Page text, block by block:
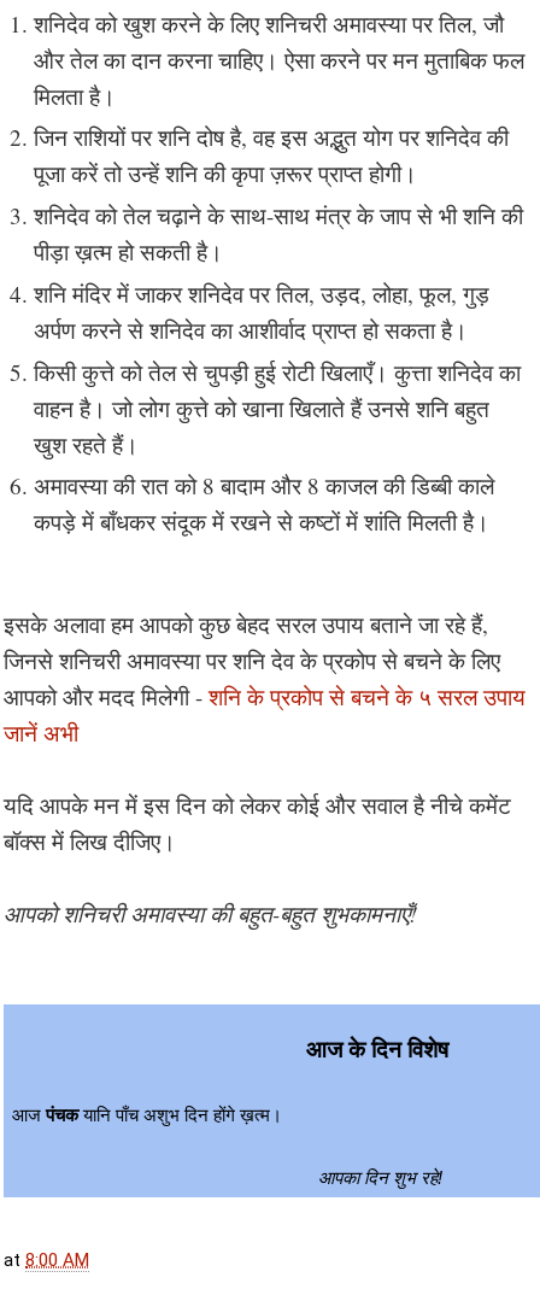
शनिदेव को खुश करने के लिए शनिचरी अमावस्या पर तिल, जौ
और तेल का दान करना चाहिए। ऐसा करने पर मन मुताबिक फल
मिलता है।
जिन राशियों पर शनि दोष है, वह इस अद्भुत योग पर शनिदेव की
पूजा करें तो उन्हें शनि की कृपा ज़रूर प्राप्त होगी।
शनिदेव को तेल चढ़ाने के साथ-साथ मंत्र के जाप से भी शनि की
पीड़ा ख़त्म हो सकती है।
शनि मंदिर में जाकर शनिदेव पर तिल, उड़द, लोहा, फूल, गुड़
अर्पण करने से शनिदेव का आशीर्वाद प्राप्त हो सकता है।
किसी कुत्ते को तेल से चुपड़ी हुई रोटी खिलाएँ। कुत्ता शनिदेव का
वाहन है। जो लोग कुत्ते को खाना खिलाते हैं उनसे शनि बहुत
खुश रहते हैं।
अमावस्या की रात को 8 बादाम और 8 काजल की डिब्बी काले
कपड़े में बाँधकर संदूक में रखने से कष्टों में शांति मिलती है।
इसके अलावा हम आपको कुछ बेहद सरल उपाय बताने जा रहे हैं,
जिनसे शनिचरी अमावस्या पर शनि देव के प्रकोप से बचने के लिए
आपको और मदद मिलेगी -शनि के प्रकोप से बचने के ५ सरल उपाय
जानें अभी
यदि आपके मन में इस दिन को लेकर कोई और सवाल है नीचे कमेंट
बॉक्स में लिख दीजिए।
आपको शनिचरी अमावस्या की बहुत-बहुत शुभकामनाएँ!
आज के दिन विशेष
आज पंचक यानि पाँच अशुभ दिन होंगे ख़त्म।
आपका दिन शुभ रहे!
at 8:00 AM